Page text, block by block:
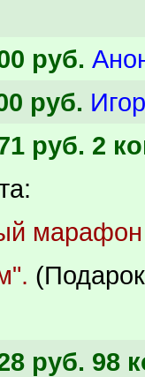
руб.
руб.
руб. 2
руб. 98